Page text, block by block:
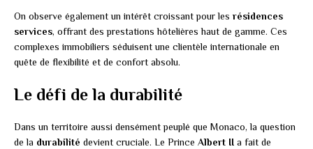
On observe également un intérêt croissant pour les résidences
services, offrant des prestations hôtelières haut de gamme. Ces
complexes immobiliers séduisent une clientèle internationale en
quête de flexibilité et de confort absolu.
Le défi de la durabilité
Dans un territoire aussi densément peuplé que Monaco, la question
de la durabilité devient cruciale. Le Prince Albert II a fait de